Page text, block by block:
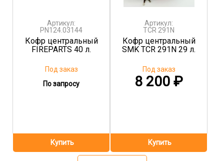
Артикул:
PN124.03144
Кофр центральный
FIREPARTS 40 л.
По запросу
Под заказ
Артикул:
TCR 291N
Кофр центральный
SMK TCR 291N 29 л.
8 200₽
Под заказ